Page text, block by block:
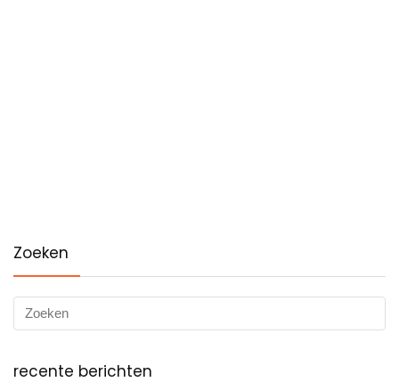
Zoeken
recente berichten